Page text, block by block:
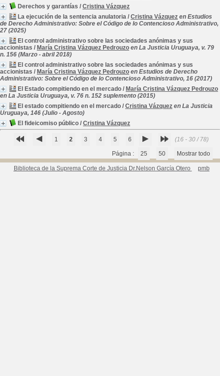
Derechos y garantías / Cristina Vázquez
La ejecución de la sentencia anulatoria / Cristina Vázquez en Estudios
de Derecho Administrativo: Sobre el Código de lo Contencioso Administrativo,
27 (2025)
El control administrativo sobre las sociedades anónimas y sus
accionistas / María Cristina Vázquez Pedrouzo en La Justicia Uruguaya, v. 79
n. 156 (Marzo - abril 2018)
El control administrativo sobre las sociedades anónimas y sus
accionistas / María Cristina Vázquez Pedrouzo en Estudios de Derecho
Administrativo: Sobre el Código de lo Contencioso Administrativo, 16 (2017)
El Estado compitiendo en el mercado / María Cristina Vázquez Pedrouzo
en La Justicia Uruguaya, v. 76 n. 152 suplemento (2015)
El estado compitiendo en el mercado / Cristina Vázquez en La Justicia
Uruguaya, 146 (Julio - Agosto)
El fideicomiso público / Cristina Vázquez
1 2 3 4 5 6 (16 - 30 / 78)
Página : 25 50 Mostrar todo
Biblioteca de la Suprema Corte de Justicia Dr.Nelson García Otero pmb